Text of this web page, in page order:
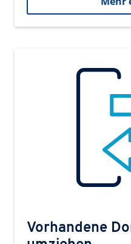
Vorhandene